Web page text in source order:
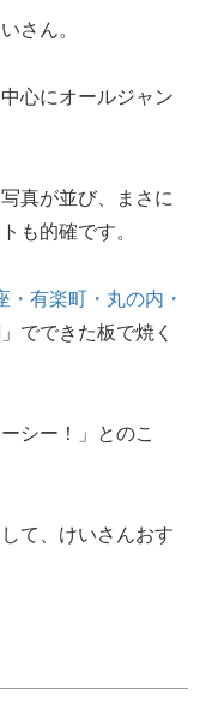
さん。
心にオールジャン
真が並び、まさに
も的確です。
・有楽町・丸の内・
でできた板で焼く
シー！」とのこ
して、けいさんおす